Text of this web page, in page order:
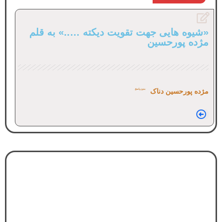
«شیوه هایی جهت تقویت دیکته …..» به قلم
مژده پورحسین
مژده پورحسین دناک بدون پاسخ